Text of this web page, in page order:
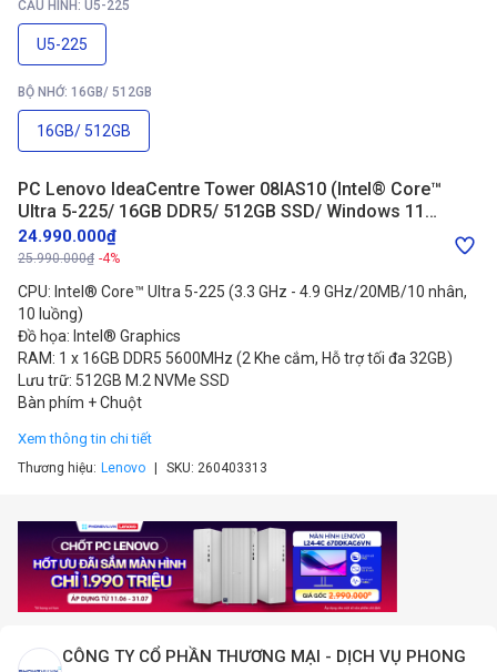
CẤU HÌNH: U5-225
U5-225
BỘ NHỚ: 16GB/ 512GB
16GB/ 512GB
PC Lenovo IdeaCentre Tower 08IAS10 (Intel® Core™
Ultra 5-225/ 16GB DDR5/ 512GB SSD/ Windows 11
Home) (91CF002JVN)
24.990.000₫
25.990.000₫ -4%
CPU: Intel® Core™ Ultra 5-225 (3.3 GHz - 4.9 GHz/20MB/10 nhân,
10 luồng)
Đồ họa: Intel® Graphics
RAM: 1 x 16GB DDR5 5600MHz (2 Khe cắm, Hỗ trợ tối đa 32GB)
Lưu trữ: 512GB M.2 NVMe SSD
Bàn phím + Chuột
Xem thông tin chi tiết
Thương hiệu: Lenovo SKU: 260403313
CÔNG TY CỔ PHẦN THƯƠNG MẠI - DỊCH VỤ PHONG